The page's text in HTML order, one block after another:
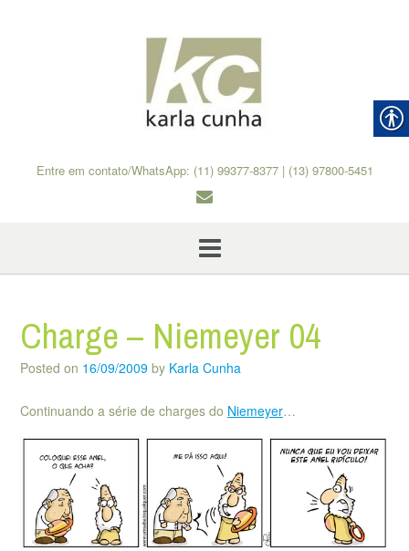
Entre em contato/WhatsApp: (11) 99377-8377 | (13) 97800-5451
Charge – Niemeyer 04
Posted on 16/09/2009 by Karla Cunha
Continuando a série de charges do Niemeyer…